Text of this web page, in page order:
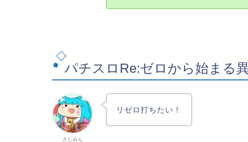
パチスロRe:ゼロから始まる
さしみん
リゼロ打ちたい！